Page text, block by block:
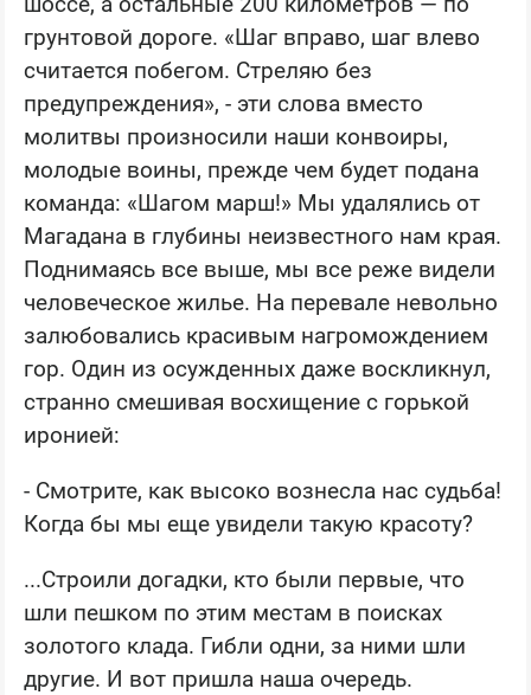
грунтовой дороге. «Шаг вправо, шаг влево
считается побегом. Стреляю без
предупреждения», - эти слова вместо
молитвы произносили наши конвоиры,
молодые воины, прежде чем будет подана
команда: «Шагом марш!» Мы удалялись от
Магадана в глубины неизвестного нам края.
Поднимаясь все выше, мы все реже видели
человеческое жилье. На перевале невольно
залюбовались красивым нагромождением
гор. Один из осужденных даже воскликнул,
странно смешивая восхищение с горькой
иронией:
- Смотрите, как высоко вознесла нас судьба!
Когда бы мы еще увидели такую красоту?
...Строили догадки, кто были первые, что
шли пешком по этим местам в поисках
золотого клада. Гибли одни, за ними шли
другие. И вот пришла наша очередь.